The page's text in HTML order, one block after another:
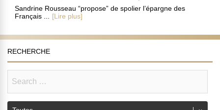
Sandrine Rousseau “propose” de spolier l’épargne des
Français ...
[Lire plus]
RECHERCHE